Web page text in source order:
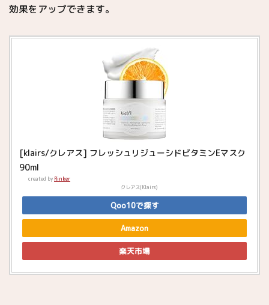
効果をアップできます。
[klairs/クレアス] フレッシュリジューシドビタミンEマスク
90ml
created by Rinker
クレアス(Klairs)
Qoo10で探す
Amazon
楽天市場